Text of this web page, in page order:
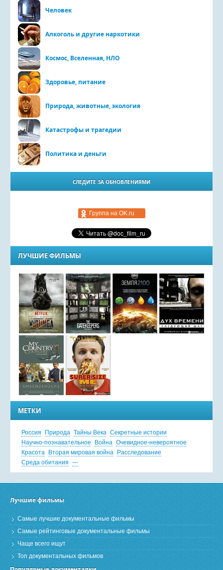
Человек
Алкоголь и другие наркотики
Космос, Вселенная, НЛО
Здоровье, питание
Природа, животные, экология
Катастрофы и трагедии
Политика и деньги
СЛЕДИТЕ ЗА ОБНОВЛЕНИЯМИ
Группа на OK.ru
ЛУЧШИЕ ФИЛЬМЫ
МЕТКИ
Россия Природа Тайны Века Секретные истории
Научно-познавательное
Война Очевидное-невероятное
Красота
Вторая мировая война
Расследование
Среда обитания ---
Лучшие фильмы
Самые лучшие документальные фильмы
Самые рейтинговые документальные фильмы
Чаще всего ищут
Топ документальных фильмов